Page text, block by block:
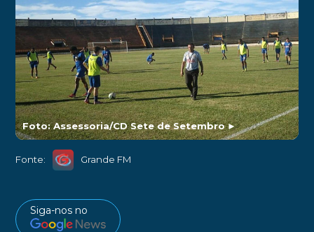
Foto: Assessoria/CD Sete de Setembro►
Fonte: Grande FM
Siga-nos no